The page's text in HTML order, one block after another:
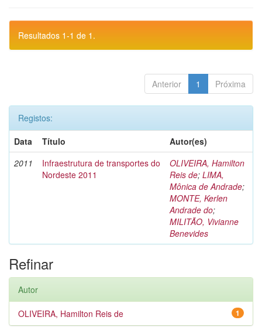
Resultados 1-1 de 1.
Anterior 1 Próxima
Registos:
Data
Título
Autor(es)
2011
Infraestrutura de transportes do
Nordeste 2011
OLIVEIRA, Hamilton
Reis de; LIMA,
Mônica de Andrade;
MONTE, Kerlen
Andrade do;
MILITÃO, Vivianne
Benevides
Refinar
Autor
1
OLIVEIRA, Hamilton Reis de